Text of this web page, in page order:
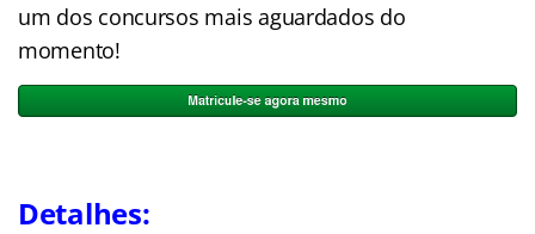
um dos concursos mais aguardados do
momento!
Detalhes: